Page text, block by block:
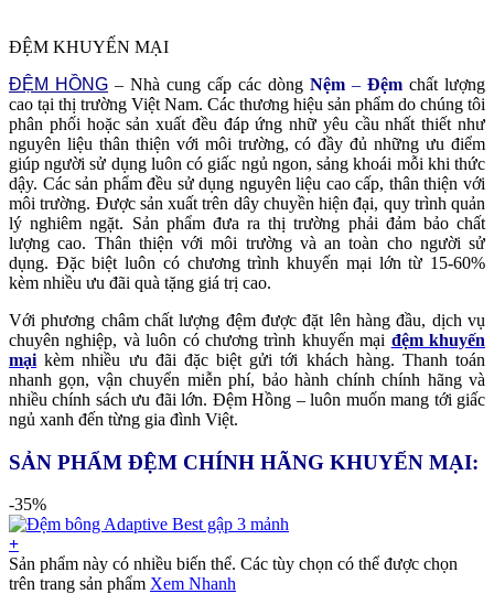
ĐỆM KHUYẾN MẠI
ĐỆM HỒNG – Nhà cung cấp các dòng Nệm – Đệm chất lượng
cao tại thị trường Việt Nam. Các thương hiệu sản phẩm do chúng tôi
phân phối hoặc sản xuất đều đáp ứng nhữ yêu cầu nhất thiết như
nguyên liệu thân thiện với môi trường, có đầy đủ những ưu điểm
giúp người sử dụng luôn có giấc ngủ ngon, sảng khoái mỗi khi thức
dậy. Các sản phẩm đều sử dụng nguyên liệu cao cấp, thân thiện với
môi trường. Được sản xuất trên dây chuyền hiện đại, quy trình quản
lý nghiêm ngặt. Sản phẩm đưa ra thị trường phải đảm bảo chất
lượng cao. Thân thiện với môi trường và an toàn cho người sử
dụng. Đặc biệt luôn có chương trình khuyến mại lớn từ 15-60%
kèm nhiều ưu đãi quà tặng giá trị cao.
Với phương châm chất lượng đệm được đặt lên hàng đầu, dịch vụ
chuyên nghiệp, và luôn có chương trình khuyến mại đệm khuyến
mại kèm nhiều ưu đãi đặc biệt gửi tới khách hàng. Thanh toán
nhanh gọn, vận chuyển miễn phí, bảo hành chính chính hãng và
nhiều chính sách ưu đãi lớn. Đệm Hồng – luôn muốn mang tới giấc
ngủ xanh đến từng gia đình Việt.
SẢN PHẨM ĐỆM CHÍNH HÃNG KHUYẾN MẠI:
-35%
+
Sản phẩm này có nhiều biến thể. Các tùy chọn có thể được chọn
trên trang sản phẩm Xem Nhanh